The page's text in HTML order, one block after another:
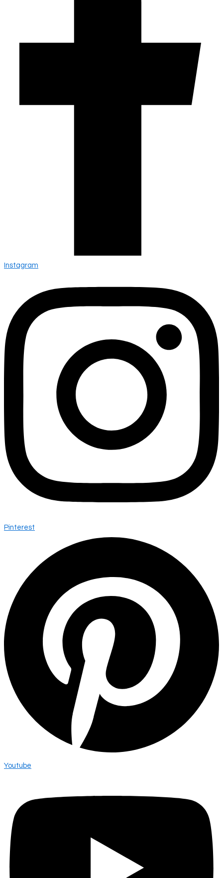
Instagram
Pinterest
Youtube